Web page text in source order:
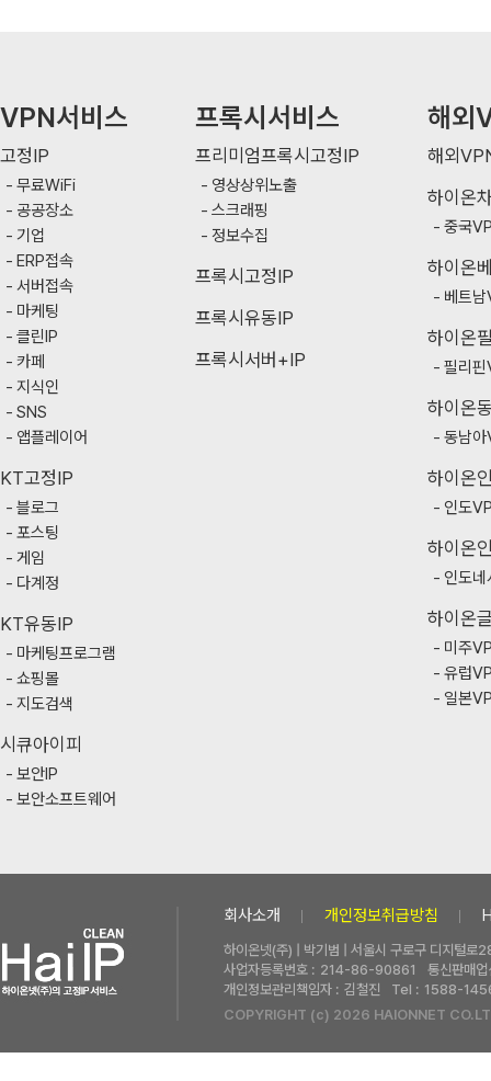
VPN서비스
고정IP
무료WiFi
공공장소
기업
ERP접속
서버접속
마케팅
클린IP
카페
지식인
SNS
앱플레이어
KT고정IP
블로그
포스팅
게임
다계정
KT유동IP
마케팅프로그램
쇼핑몰
지도검색
시큐아이피
보안IP
보안소프트웨어
프록시서비스
프리미엄프록시고정IP
영상상위노출
스크래핑
정보수집
프록시고정IP
프록시유동IP
프록시서버+IP
해외
해외
하이온
중국
하이온
베트
하이온
필리
하이온
동남
하이온
인도
하이온
인도
하이온
미주
유럽
일본
회사소개 개인정보취급방침
하이온넷(주) | 박기범 | 서울시 구로구 디지털
사업자등록번호 : 214-86-90861
통신판매
개인정보관리책임자 : 김철진 Tel : 1588-
COPYRIGHT (c) 2026 HAIONNET